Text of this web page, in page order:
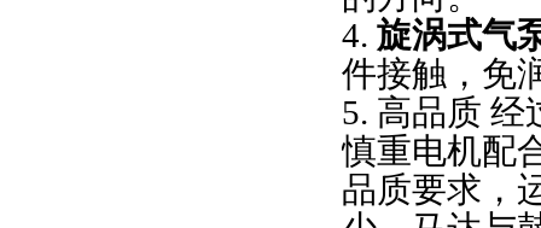
4. 旋涡式气
件接触，免
5. 高品质 经
慎重电机配
品质要求，